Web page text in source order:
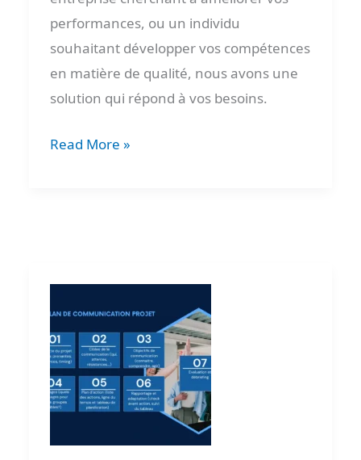
performances, ou un individu
souhaitant développer vos compétences
en matière de qualité, nous avons une
solution qui répond à vos besoins.
Read More »
ce
qu’un
plan
de
projet